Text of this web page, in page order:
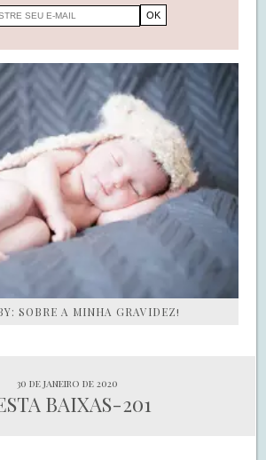
SOBRE A MINHA GRAVIDEZ!
30 de janeiro de 2020
BAIXAS-201